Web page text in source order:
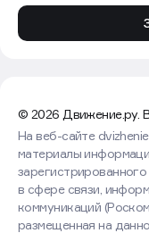
© 2026 Движение.ру.
На веб-сайте
материалы
в сфере связи,
коммуникаций
размещенная на